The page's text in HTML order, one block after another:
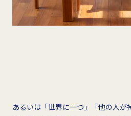
あるいは「世界に一つ」「他の人が